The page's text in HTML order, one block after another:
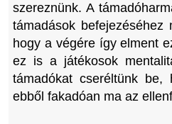
szereznünk. A
támadások
hogy a végére így elment
ez is a játékosok
támadókat cseréltünk
ebből fakadóan ma az